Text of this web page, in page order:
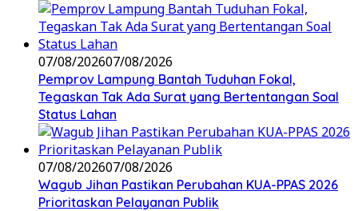
07/08/202607/08/2026
Pemprov Lampung Bantah Tuduhan Fokal,
Tegaskan Tak Ada Surat yang Bertentangan Soal
Status Lahan
07/08/202607/08/2026
Wagub Jihan Pastikan Perubahan KUA-PPAS 2026
Prioritaskan Pelayanan Publik